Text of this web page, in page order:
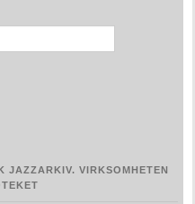
JAZZARKIV. VIRKSOMHETEN